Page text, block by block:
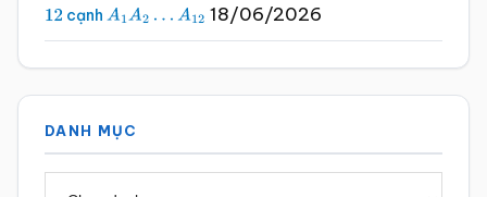
12 cạnh A1A2…A 12 18/06/2026
DANH MỤC